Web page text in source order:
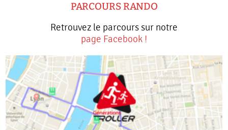
PARCOURS RANDO
Retrouvez le parcours sur notre
page Facebook !